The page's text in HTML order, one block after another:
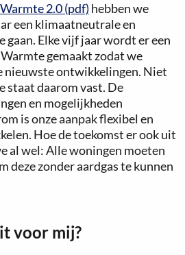
2.0 (pdf) hebben we
een klimaatneutrale en
gaan. Elke vijf jaar wordt er een
gemaakt zodat we
nieuwste ontwikkelingen. Niet
staat daarom vast. De
en mogelijkheden
is onze aanpak flexibel en
Hoe de toekomst er ook uit
al wel: Alle woningen moeten
deze zonder aardgas te kunnen
voor mij?